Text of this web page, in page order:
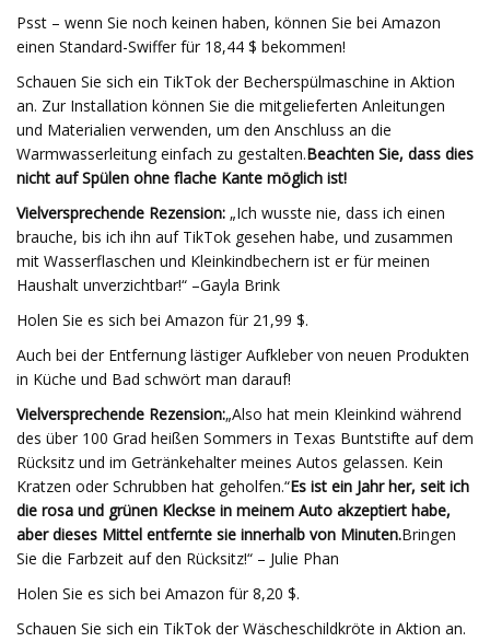
Psst – wenn Sie noch keinen haben, können Sie bei Amazon
einen Standard-Swiffer für 18,44 $ bekommen!
Schauen Sie sich ein TikTok der Becherspülmaschine in Aktion
an. Zur Installation können Sie die mitgelieferten Anleitungen
und Materialien verwenden, um den Anschluss an die
Warmwasserleitung einfach zu gestalten.Beachten Sie, dass dies
nicht auf Spülen ohne flache Kante möglich ist!
Vielversprechende Rezension: „Ich wusste nie, dass ich einen
brauche, bis ich ihn auf TikTok gesehen habe, und zusammen
mit Wasserflaschen und Kleinkindbechern ist er für meinen
Haushalt unverzichtbar!“ –Gayla Brink
Holen Sie es sich bei Amazon für 21,99 $.
Auch bei der Entfernung lästiger Aufkleber von neuen Produkten
in Küche und Bad schwört man darauf!
Vielversprechende Rezension:„Also hat mein Kleinkind während
des über 100 Grad heißen Sommers in Texas Buntstifte auf dem
Rücksitz und im Getränkehalter meines Autos gelassen. Kein
Kratzen oder Schrubben hat geholfen.“Es ist ein Jahr her, seit ich
die rosa und grünen Kleckse in meinem Auto akzeptiert habe,
aber dieses Mittel entfernte sie innerhalb von Minuten.Bringen
Sie die Farbzeit auf den Rücksitz!“ – Julie Phan
Holen Sie es sich bei Amazon für 8,20 $.
Schauen Sie sich ein TikTok der Wäscheschildkröte in Aktion an.